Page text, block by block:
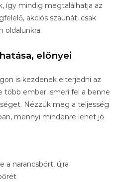
így mindig megtalálhatja az
akciós szaunát, csak
oldalunkra.
előnyei
is kezdenek elterjedni az
több ember ismeri fel a benne
Nézzük meg a teljesség
mennyi mindenre lehet jó
a narancsbőrt, újra